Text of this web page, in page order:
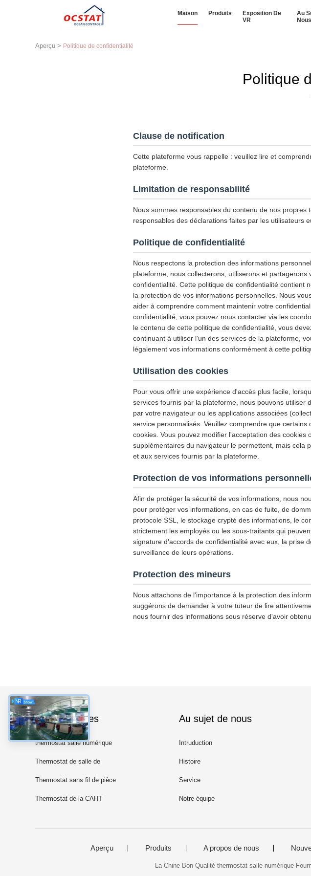
Maison Produits
Exposition De
VR
Au
Nous
Aperçu > Politique de confidentialité
Politique
Clause de notification
Cette plateforme vous rappelle : veuillez lire et
plateforme.
Limitation de responsabilité
Nous sommes responsables du contenu de nos
responsables des déclarations faites par les utilisateurs
Politique de confidentialité
Nous respectons la protection des informations
plateforme, nous collecterons, utiliserons et
confidentialité. Cette politique de confidentialité contient
la protection de vos informations personnelles. Nous
aider à comprendre comment maintenir votre
confidentialité, vous pouvez nous contacter via les
le contenu de cette politique de confidentialité, vous
continuant à utiliser l'un des services de la plateforme,
légalement vos informations conformément à cette
Utilisation des cookies
Pour vous offrir une expérience d'accès plus facile,
services fournis par la plateforme, nous pouvons utiliser
par votre navigateur ou les applications associées
service personnalisés. Veuillez comprendre que
cookies. Vous pouvez modifier l'acceptation des
supplémentaires du navigateur le permettent, mais cela
et aux services fournis par la plateforme.
Protection de vos informations
Afin de protéger la sécurité de vos informations, nous
pour protéger vos informations, en cas de fuite, de
protocole SSL, le stockage crypté des informations, le
strictement les employés ou les sous-traitants qui
signature d'accords de confidentialité avec eux, la prise
surveillance de leurs opérations.
Protection des mineurs
Nous attachons de l'importance à la protection des
suggérons de demander à votre tuteur de lire
nous fournir des informations sous réserve d'avoir
Les catégories
thermostat salle numérique
Thermostat de salle de
télécommunications
Thermostat sans fil de pièce
Thermostat de la CAHT
Au sujet de nous
Intruduction
Histoire
Service
Notre équipe
Aperçu Produits A propos de nous
La Chine Bon Qualité thermostat salle numérique